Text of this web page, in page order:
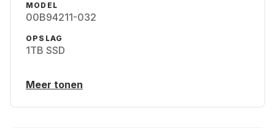
MODEL
00B94211-032
OPSLAG
1TB SSD
Meer tonen